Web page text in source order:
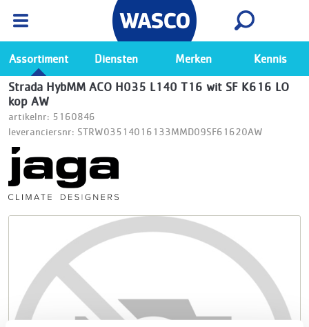
Ga naar de Wasco app
Bekijk
Assortiment Diensten Merken Kennis
Strada HybMM ACO H035 L140 T16 wit SF K616 LO
kop AW
artikelnr: 5160846
leveranciersnr: STRW03514016133MMD09SF61620AW